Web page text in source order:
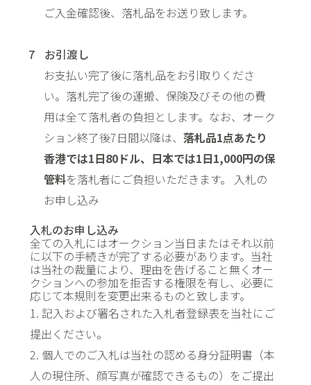
ご入金確認後、落札品をお送り致します。
お引渡し
お支払い完了後に落札品をお引取りくださ
い。落札完了後の運搬、保険及びその他の費
用は全て落札者の負担とします。なお、オーク
ション終了後7日間以降は、 落札品1点あたり
香港では1日80ドル、日本では1日1,000円の保
管料を落札者にご負担いただきます。 入札の
お申し込み
入札のお申し込み
全ての入札にはオークション当日またはそれ以前
に以下の手続きが完了する必要があります。当社
は当社の裁量により、理由を告げること無くオー
クションへの参加を拒否する権限を有し、必要に
応じて本規則を変更出来るものと致します。
1. 記入および署名された入札者登録表を当社にご
提出ください。
2. 個人でのご入札は当社の認める身分証明書（本
人の現住所、顔写真が確認できるもの）をご提出